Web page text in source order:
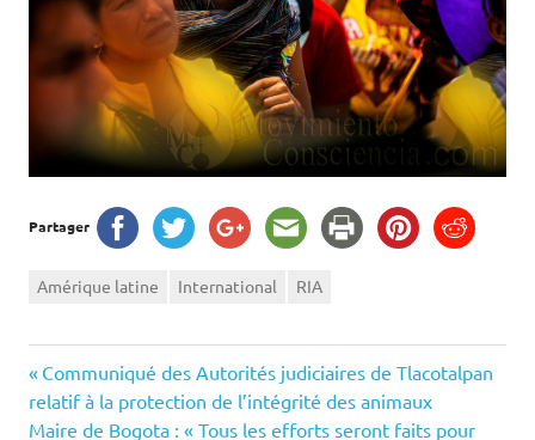
Partager
Amérique latine International RIA
Navigation
de
Previous
Post:
Communiqué des Autorités judiciaires de Tlacotalpan
relatif à la protection de l’intégrité des animaux
Next
Maire de Bogota : « Tous les efforts seront faits pour